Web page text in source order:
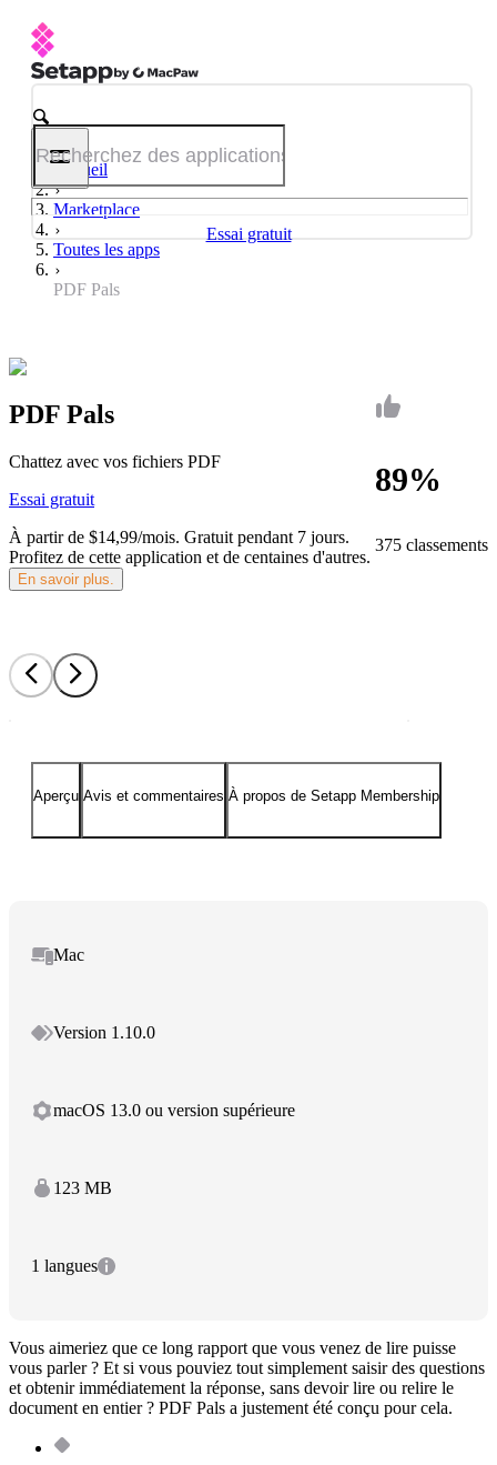
Essai gratuit
Accueil
Marketplace
Toutes les apps
PDF Pals
89%
375 classements
PDF Pals
Chattez avec vos fichiers PDF
Essai gratuit
À partir de $14,99/mois. Gratuit pendant 7 jours.
Profitez de cette application et de centaines d'autres.
En savoir plus.
Aperçu Avis et commentaires À propos de Setapp Membership
Mac
Version 1.10.0
macOS 13.0 ou version supérieure
123 MB
1 langues
Vous aimeriez que ce long rapport que vous venez de lire puisse
vous parler ? Et si vous pouviez tout simplement saisir des questions
et obtenir immédiatement la réponse, sans devoir lire ou relire le
document en entier ? PDF Pals a justement été conçu pour cela.